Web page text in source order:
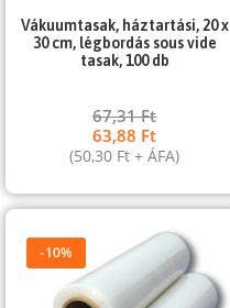
Vákuumtasak, háztartási, 20 x
30 cm, légbordás sous vide
tasak, 100 db
67,31Ft
63,88 Ft
(50,30 Ft + ÁFA)
-10%